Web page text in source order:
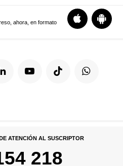
ahora, en formato
ATENCIÓN AL SUSCRIPTOR
218